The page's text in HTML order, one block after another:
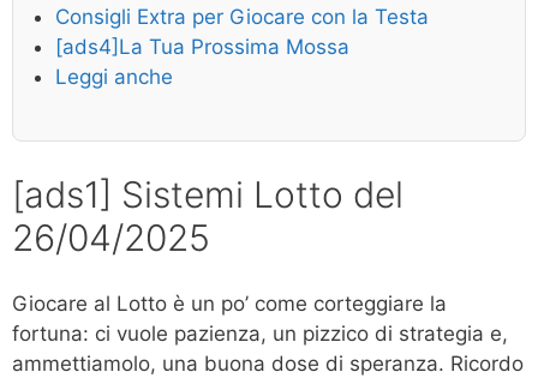
Consigli Extra per Giocare con la Testa
[ads4]La Tua Prossima Mossa
Leggi anche
[ads1] Sistemi Lotto del
26/04/2025
Giocare al Lotto è un po’ come corteggiare la
fortuna: ci vuole pazienza, un pizzico di strategia e,
ammettiamolo, una buona dose di speranza. Ricordo